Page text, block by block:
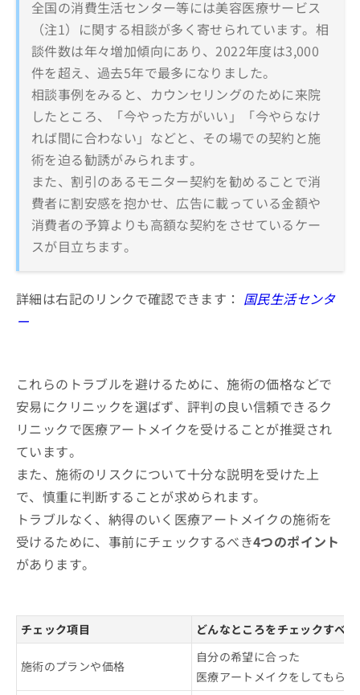
全国の消費生活センター等には美容医療サービス
（注1）に関する相談が多く寄せられています。相
談件数は年々増加傾向にあり、2022年度は3,000
件を超え、過去5年で最多になりました。
相談事例をみると、カウンセリングのために来院
したところ、「今やった方がいい」「今やらなけ
れば間に合わない」などと、その場での契約と施
術を迫る勧誘がみられます。
また、割引のあるモニター契約を勧めることで消
費者に割安感を抱かせ、広告に載っている金額や
消費者の予算よりも高額な契約をさせているケー
スが目立ちます。
詳細は右記のリンクで確認できます： 国民生活センタ
ー
これらのトラブルを避けるために、施術の価格などで
安易にクリニックを選ばず、評判の良い信頼できるク
リニックで医療アートメイクを受けることが推奨され
ています。
また、施術のリスクについて十分な説明を受けた上
で、慎重に判断することが求められます。
トラブルなく、納得のいく医療アートメイクの施術を
受けるために、事前にチェックするべき4つのポイント
があります。
チェック項目 どんなところをチェックすべ
施術のプランや価格
自分の希望に合った
医療アートメイクをしてもら